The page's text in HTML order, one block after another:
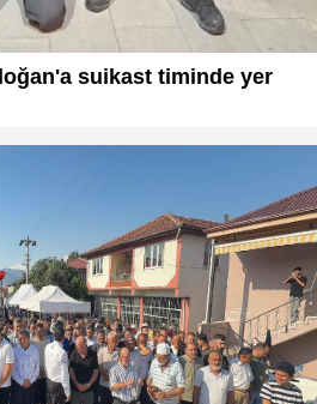
suikast timinde yer